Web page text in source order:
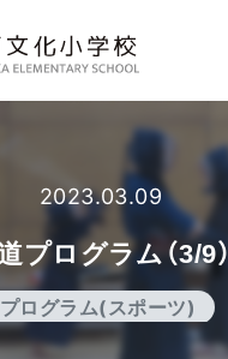
活
2023.03.09
プログラム（3/9）
プログラム(スポーツ)